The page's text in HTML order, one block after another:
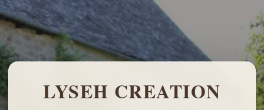
LYSEH CREATION